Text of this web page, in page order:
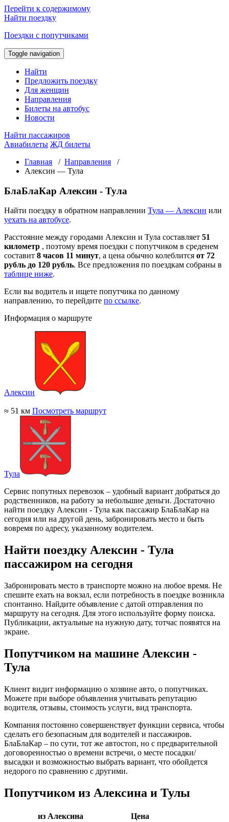
Перейти к содержимому
Найти поездку
Поездки с попутчиками
Toggle navigation
Найти
Предложить поездку
Для женщин
Направления
Билеты на автобус
Новости
Найти пассажиров
Авиабилеты ЖД билеты
Главная / Направления /
Алексин — Тула
БлаБлаКар Алексин - Тула
Найти поездку в обратном направлении Тула — Алексин или
уехать на автобусе.
Расстояние между городами Алексин и Тула составляет 51
километр , поэтому время поездки с попутчиком в среденем
составит 8 часов 11 минут, а цена обычно колеблится от 72
рубль до 120 рубль. Все предложения по поездкам собраны в
таблице ниже.
Если вы водитель и ищете попутчика по данному
направлению, то перейдите по ссылке.
Информация о маршруте
Алексин
≈ 51 км Посмотреть маршрут
Тула
Сервис попутных перевозок – удобный вариант добраться до
родственников, на работу за небольшие деньги. Достаточно
найти поездку Алексин - Тула как пассажир БлаБлаКар на
сегодня или на другой день, забронировать место и быть
вовремя по адресу, указанному водителем.
Найти поездку Алексин - Тула
пассажиром на сегодня
Забронировать место в транспорте можно на любое время. Не
спешите ехать на вокзал, если потребность в поездке возникла
спонтанно. Найдите объявление с датой отправления по
маршруту на сегодня. Для этого используйте форму поиска.
Публикации, актуальные на нужную дату, тотчас появятся на
экране.
Попутчиком на машине Алексин -
Тула
Клиент видит информацию о хозяине авто, о попутчиках.
Можете при выборе объявления учитывать репутацию
водителя, отзывы, стоимость услуги, вид транспорта.
Компания постоянно совершенствует функции сервиса, чтобы
сделать его безопасным для водителей и пассажиров.
БлаБлаКар – по сути, тот же автостоп, но с предварительной
договоренностью о времени встречи, о месте посадки/
высадки и возможностью выбрать вариант, что обойдется
недорого по сравнению с другими.
Попутчиком из Алексина и Тулы
из Алексина
Цена